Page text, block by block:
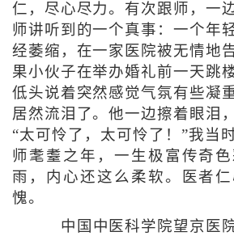
仁，尽心尽力。有次跟师，一
师讲听到的一个真事：一个年
经萎缩，在一家医院被无情地
果小伙子在举办婚礼前一天
低头说着突然感觉气氛有些凝
居然流泪了。他一边擦着眼泪
“太可怜了，太可怜了！”我当
师耄耋之年，一生极富传奇
雨，内心还这么柔软。医者
愧。
中国中医科学院望京医